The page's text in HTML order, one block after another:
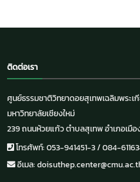
ติดต่อเรา
ศูนย์ธรรมชาติวิทยาดอยสุเทพเฉลิมพระ
มหาวิทยาลัยเชียงใหม่
239 ถนนห้วยแก้ว ตำบลสุเทพ อำเภอเมื
โทรศัพท์: 053-941451-3 / 084-
อีเมล: